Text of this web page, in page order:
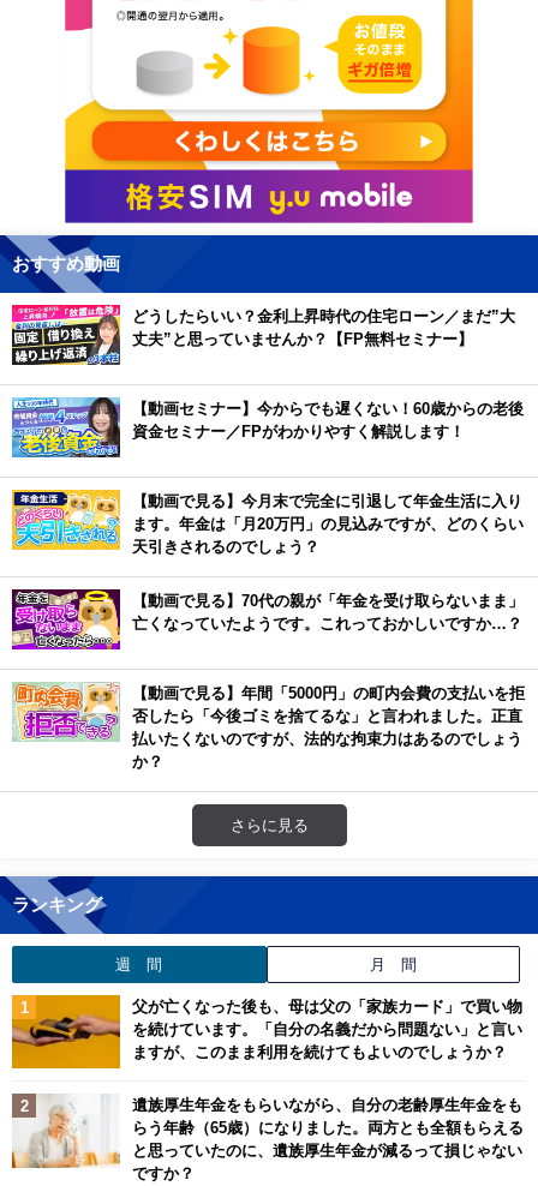
おすすめ動画
どうしたらいい？金利上昇時代の住宅ローン／まだ”大
丈夫”と思っていませんか？【FP無料セミナー】
【動画セミナー】今からでも遅くない！60歳からの老後
資金セミナー／FPがわかりやすく解説します！
【動画で見る】今月末で完全に引退して年金生活に入り
ます。年金は「月20万円」の見込みですが、どのくらい
天引きされるのでしょう？
【動画で見る】70代の親が「年金を受け取らないまま」
亡くなっていたようです。これっておかしいですか…？
【動画で見る】年間「5000円」の町内会費の支払いを拒
否したら「今後ゴミを捨てるな」と言われました。正直
払いたくないのですが、法的な拘束力はあるのでしょう
か？
さらに見る
ランキング
週 間 月 間
父が亡くなった後も、母は父の「家族カード」で買い物
を続けています。「自分の名義だから問題ない」と言い
ますが、このまま利用を続けてもよいのでしょうか？
遺族厚生年金をもらいながら、自分の老齢厚生年金をも
らう年齢（65歳）になりました。両方とも全額もらえる
と思っていたのに、遺族厚生年金が減るって損じゃない
ですか？